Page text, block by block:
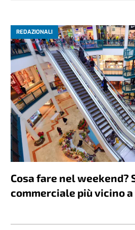
REDAZIONALI
Cosa fare nel weekend?
commerciale più vicino